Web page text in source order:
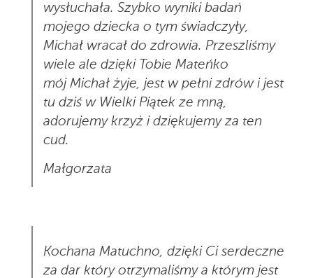
wysłuchała. Szybko wyniki badań
mojego dziecka o tym świadczyły,
Michał wracał do zdrowia. Przeszliśmy
wiele ale dzięki Tobie Mateńko
mój Michał żyje, jest w pełni zdrów i jest
tu dziś w Wielki Piątek ze mną,
adorujemy krzyż i dziękujemy za ten
cud.
Małgorzata
Kochana Matuchno, dzięki Ci serdeczne
za dar który otrzymaliśmy a którym jest